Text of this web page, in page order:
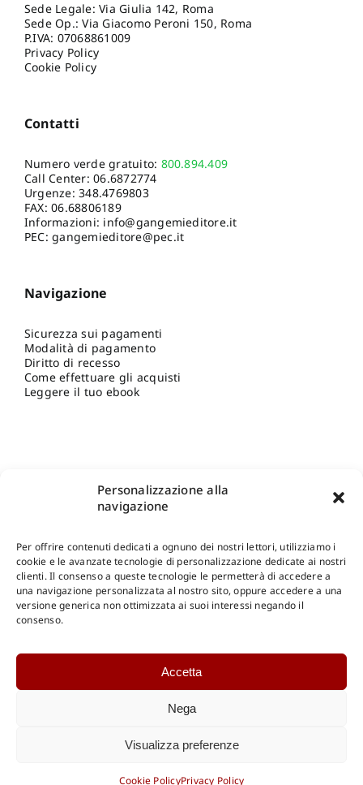
Personalizzazione alla
navigazione
Per offrire contenuti dedicati a ognuno dei nostri lettori, utilizziamo i
cookie e le avanzate tecnologie di personalizzazione dedicate ai nostri
clienti. Il consenso a queste tecnologie le permetterà di accedere a
una navigazione personalizzata al nostro sito, oppure accedere a una
versione generica non ottimizzata ai suoi interessi negando il
consenso.
Accetta
Nega
Visualizza preferenze
Cookie PolicyPrivacy Policy
Sede Legale: Via Giulia 142, Roma
Sede Op.: Via Giacomo Peroni 150, Roma
P.IVA: 07068861009
Privacy Policy
Cookie Policy
Contatti
Numero verde gratuito: 800.894.409
Call Center:06.6872774
Urgenze:348.4769803
FAX: 06.68806189
Informazioni: info@gangemieditore.it
PEC: gangemieditore@pec.it
Navigazione
Sicurezza sui pagamenti
Modalità di pagamento
Diritto di recesso
Come effettuare gli acquisti
Leggere il tuo ebook
Shop Gangemi Editore-Pagamenti Sicuri e anche Rateali
Catalogo Online
Catalogo Internazionale
DOWNLOAD
Catalogo Internazionale